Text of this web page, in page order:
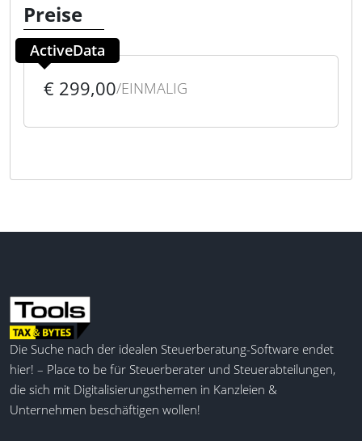
Preise
ActiveData
€ 299,00/EINMALIG
Die Suche nach der idealen Steuerberatung-Software endet
hier! – Place to be für Steuerberater und Steuerabteilungen,
die sich mit Digitalisierungsthemen in Kanzleien &
Unternehmen beschäftigen wollen!